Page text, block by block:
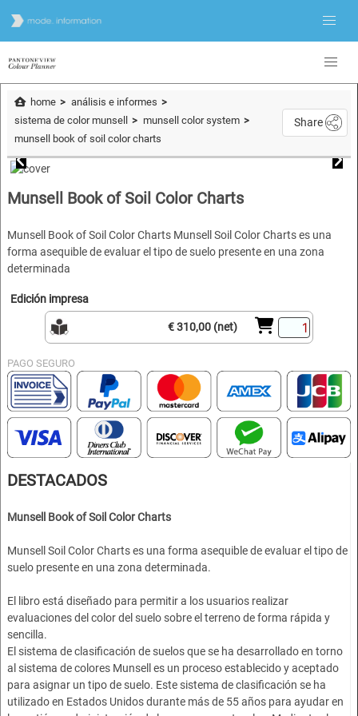
home
análisis e informes
sistema de color munsell
munsell color system
munsell book of soil color charts
Share
Munsell Book of Soil Color Charts
Munsell Book of Soil Color Charts Munsell Soil Color Charts es una
forma asequible de evaluar el tipo de suelo presente en una zona
determinada
Edición impresa
€ 310,00 (net)
PAGO SEGURO
DESTACADOS
Munsell Book of Soil Color Charts
Munsell Soil Color Charts es una forma asequible de evaluar el tipo de
suelo presente en una zona determinada.
El libro está diseñado para permitir a los usuarios realizar
evaluaciones del color del suelo sobre el terreno de forma rápida y
sencilla.
El sistema de clasificación de suelos que se ha desarrollado en torno
al sistema de colores Munsell es un proceso establecido y aceptado
para asignar un tipo de suelo. Este sistema de clasificación se ha
utilizado en Estados Unidos durante más de 55 años para ayudar en